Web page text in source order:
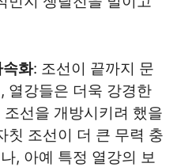
속화: 조선이 끝까지 문
열강들은 더욱 강경한
선을 개방시키려 했을
칫 조선이 더 큰 무력 충
, 아예 특정 열강의 보